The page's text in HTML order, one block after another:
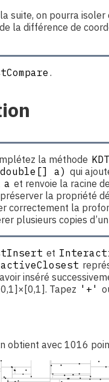
suite, on pourra isoler
la différence de
.
la méthode
a) qui
a et renvoie la racine
la propriété
correctement la
plusieurs copies
et
inséré
Tapez '+'
obtient avec 1016